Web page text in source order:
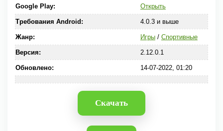
Google Play: Открыть
Требования Android: 4.0.3 и выше
Жанр: Игры/ Спортивные
Версия: 2.12.0.1
Обновлено: 14-07-2022, 01:20
Скачать